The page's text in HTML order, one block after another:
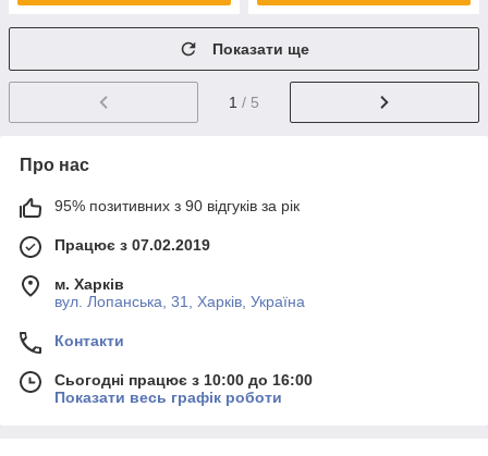
Показати ще
1 / 5
Про нас
95% позитивних з 90 відгуків за рік
Працює з 07.02.2019
м. Харків
вул. Лопанська, 31, Харків, Україна
Контакти
Сьогодні працює з 10:00 до 16:00
Показати весь графік роботи